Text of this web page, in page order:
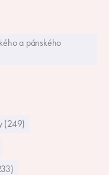
a pánského
(249)